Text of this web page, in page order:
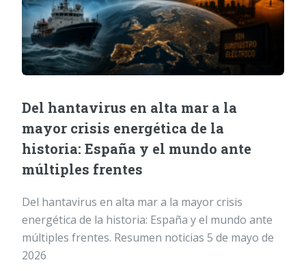
Del hantavirus en alta mar a la
mayor crisis energética de la
historia: España y el mundo ante
múltiples frentes
Del hantavirus en alta mar a la mayor crisis
energética de la historia: España y el mundo ante
múltiples frentes. Resumen noticias 5 de mayo de
2026